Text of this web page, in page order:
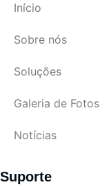
Início
Sobre nós
Soluções
Galeria de Fotos
Notícias
Suporte